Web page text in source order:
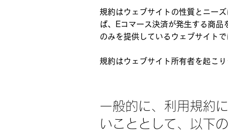
規約はウェブサイトの性質とニー
ば、Eコマース決済が発生する商
のみを提供しているウェブサイト
規約はウェブサイト所有者を起こ
一般的に、利用規約
いこととして、以下